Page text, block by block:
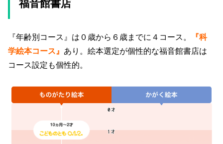
福音館書店
『年齢別コース』は０歳から６歳までに４コース。
『科
学絵本コース』 あり。絵本選定が個性的な福音館書店は
コース設定も個性的。